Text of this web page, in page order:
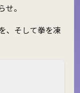
。
、そして拳を凍